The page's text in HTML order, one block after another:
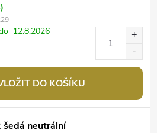
12.8.2026
DO KOŠÍKU
šedá neutrální